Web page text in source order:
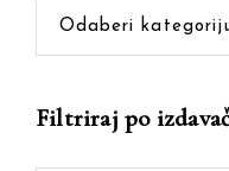
Odaberi
Filtriraj po